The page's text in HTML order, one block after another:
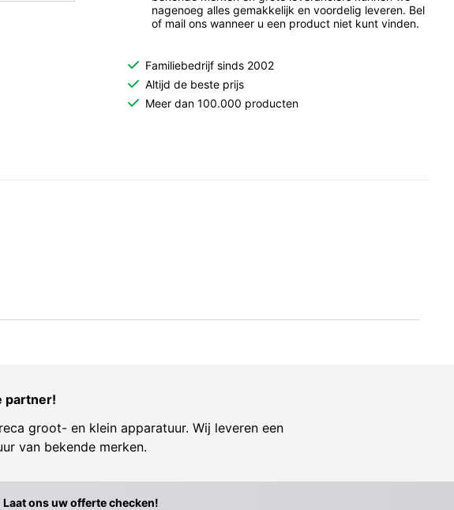
nagenoeg alles gemakkelijk en voordelig leveren. Bel
of mail ons wanneer u een product niet kunt vinden.
Familiebedrijf sinds 2002
Altijd de beste prijs
Meer dan 100.000 producten
partner!
groot- en klein apparatuur. Wij leveren een
van bekende merken.
Laat ons uw offerte checken!